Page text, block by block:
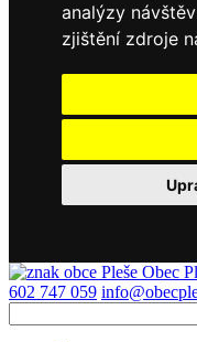
analýzy
zjištění zdroje
Obec
602 747 059